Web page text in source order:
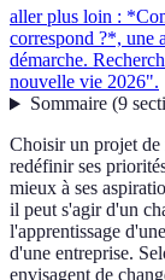
aller plus loin :
correspond ?*, une
démarche.
nouvelle vie 2026".
Sommaire(9
Choisir un projet de
redéfinir ses
mieux à ses
il peut s'agir d'un
l'apprentissage
d'une entreprise.
envisagent de